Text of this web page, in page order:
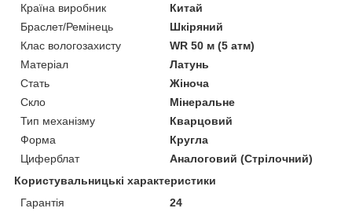
Країна виробник
Китай
Браслет/Ремінець
Шкіряний
Клас вологозахисту
WR 50 м (5 атм)
Матеріал
Латунь
Стать
Жіноча
Скло
Мінеральне
Тип механізму
Кварцовий
Форма
Кругла
Циферблат
Аналоговий (Стрілочний)
Користувальницькі характеристики
Гарантія
24